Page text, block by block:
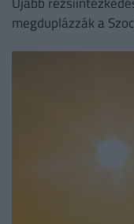
megduplázzák a